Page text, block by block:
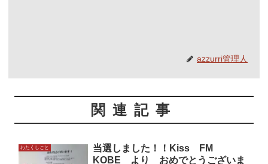
azzurri管理人
関連記事
わたくしごと
当選しました！！Kiss FM
KOBE より おめでとうございま